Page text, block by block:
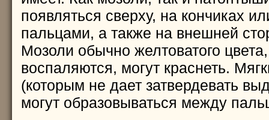
появляться сверху, на кончиках
пальцами, а также на внешней
Мозоли обычно желтоватого
воспаляются, могут краснеть.
(которым не дает затвердевать
могут образовываться между